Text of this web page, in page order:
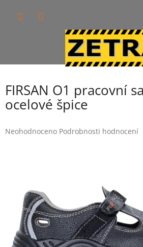
FIRSAN O1 pracovní
ocelové špice
Průměrné
hvězdiček.
Neohodnoceno Podrobnosti hodnocení